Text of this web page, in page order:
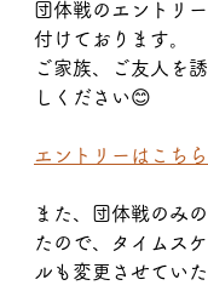
団体戦のエントリ
付けております。
ご家族、ご友人を
しください😊
エントリーはこち
また、団体戦のみ
たので、タイムス
ルも変更させていた